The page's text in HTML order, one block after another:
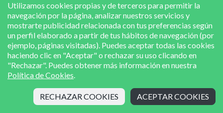
Utilizamos cookies propias y de terceros para permitir la
navegación por la página, analizar nuestros servicios y
mostrarte publicidad relacionada con tus preferencias según
un perfil elaborado a partir de tus hábitos de navegación (por
ejemplo, páginas visitadas). Puedes aceptar todas las cookies
haciendo clic en "Aceptar" o rechazar su uso clicando en
"Rechazar". Puedes obtener más información en nuestra
Política de Cookies.
RECHAZAR COOKIES ACEPTAR COOKIES